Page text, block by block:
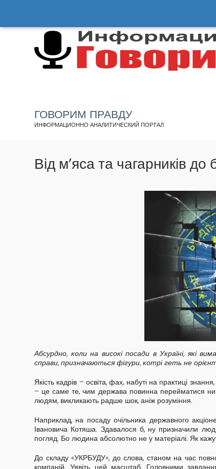
основному
ГОВОРИМ ПРАВДУ
ИНФОРМАЦИОННО АНАЛИТИЧЕСКИЙ ПОРТАЛ
Від м’яса та чагарників до
Абсурдно, коли на високі посади в Україні, які
справи, призначаються фігури, котрі геть не
Якість кадрів – освіта, фах, набуті на практиці
– це саме те, чим держава повинна перейматися
людям, викликають радше шок, аніж розуміння.
Наприклад, на посаду очільника державного
Івановича Котяша. Здавалося б, ну призначили
погляд. Бо людина абсолютно не у матеріалі. Як
До складу «УКРБУДУ», до слова, станом на час
компаній. Уявіть цей масштаб. Головними